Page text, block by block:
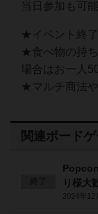
当日参加も可
★イベント終
★食べ物の持
場合はお一人
★マルチ商法
関連ボード
り様大
2024年12